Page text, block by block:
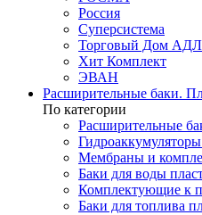
Россия
Суперсистема
Торговый Дом АДЛ
Хит Комплект
ЭВАН
Расширительные баки.
По категории
Расширительные
Мембраны и
Баки для воды
Комплектующие к
Баки для топлива